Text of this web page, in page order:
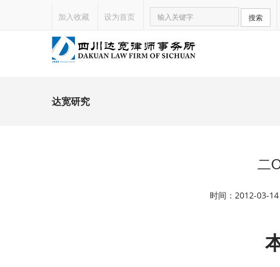
加入收藏 设为首页 搜索
达宽研究
二
时间：2012-03-